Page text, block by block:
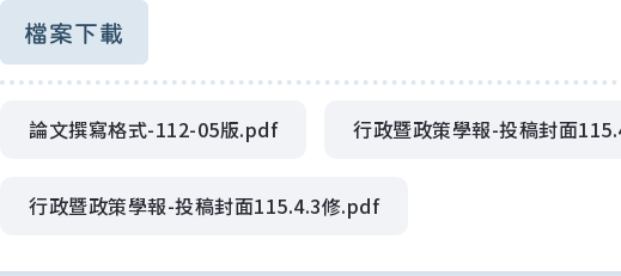
檔案下載
論文撰寫格式-112-05版.pdf 行政暨政策學報-投稿封面
行政暨政策學報-投稿封面115.4.3修.pdf